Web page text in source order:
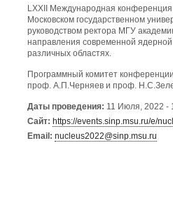
LXXII Международная
Московском государственном
руководством ректора МГУ
направления современной
различных областях.
Программный комитет
проф. А.П.Черняев и проф.
Даты проведения: 11 Июля, 2022 -
Сайт: https://events.sinp.msu.ru/e/
Email: nucleus2022@sinp.msu.ru